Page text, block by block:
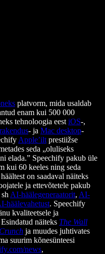
platvorm, mida usaldab
enam kui 500 000
tehnoloogia eest iOS-,
- ja Mac desktop-
Apple’ilt prestiižse
seda „oluliseks
elada.” Speechify pakub üle
kui 60 keeles ning seda
on saadaval näiteks
ja ettevõtetele pakub
AI-häälegeneraatorit, AI-
häälevahetust. Speechify
kvaliteetsele ja
Esindatud näiteks The Wall
ja muudes juhtivates
suurim kõnesünteesi
news,